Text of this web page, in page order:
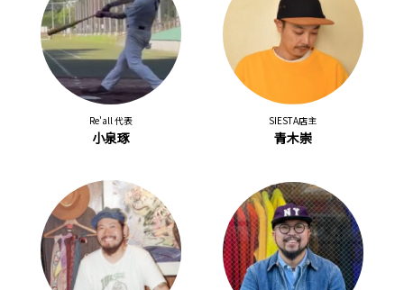
Re'all 代表
小泉琢
SIESTA店主
青木崇